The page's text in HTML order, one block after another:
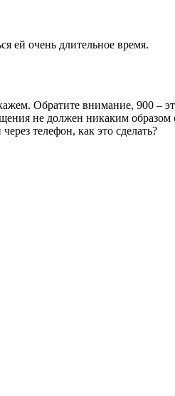
ей очень длительное время.
Обратите внимание, 900 –
не должен никаким образом
телефон, как это сделать?